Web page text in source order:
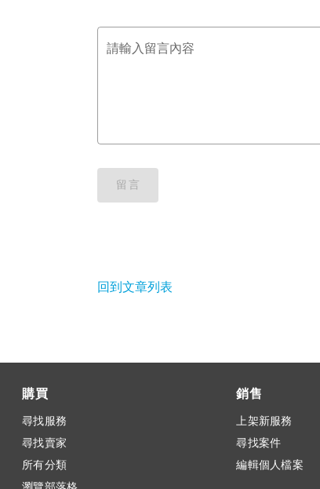
請輸入留言內容
留言
回到文章列表
購買
尋找服務
尋找賣家
所有分類
銷售
上架新服務
尋找案件
編輯個人檔案